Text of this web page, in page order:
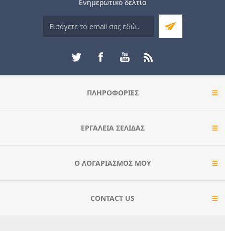
Ενημερωτικό δελτίο
ΠΛΗΡΟΦΟΡΊΕΣ
ΕΡΓΑΛΕΊΑ ΣΕΛΊΔΑΣ
Ο ΛΟΓΑΡΙΑΣΜΌΣ ΜΟΥ
CONTACT US